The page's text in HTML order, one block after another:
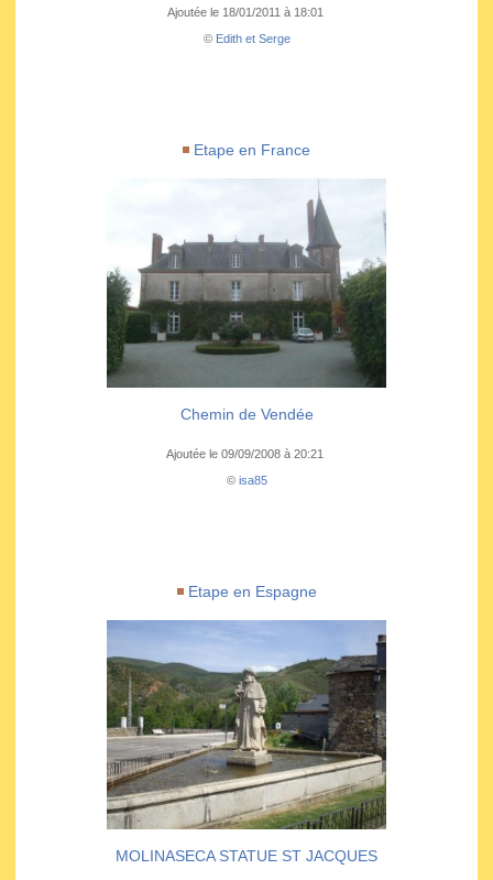
Ajoutée le 18/01/2011 à 18:01
© Edith et Serge
Etape en France
Chemin de Vendée
Ajoutée le 09/09/2008 à 20:21
© isa85
Etape en Espagne
MOLINASECA STATUE ST JACQUES